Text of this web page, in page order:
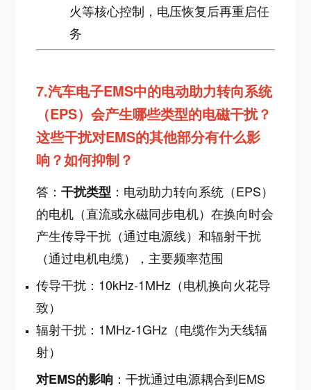
火等核心控制，电压恢复后再重启任
务
7.汽车电子EMS中的电动助力转向系统
（EPS）会产生哪些类型的电磁干扰？
这些干扰对EMS的其他部分有什么影
响？如何抑制？
答：干扰类型 ：电动助力转向系统（EPS）
的电机（直流或永磁同步电机）在换向时会
产生传导干扰（通过电源线）和辐射干扰
（通过电机电缆），主要频率范围
传导干扰：10kHz-1MHz（电机换向火花导
致）
辐射干扰：1MHz-1GHz（电缆作为天线辐
射）
对EMS的影响 ：干扰通过电源耦合到EMS